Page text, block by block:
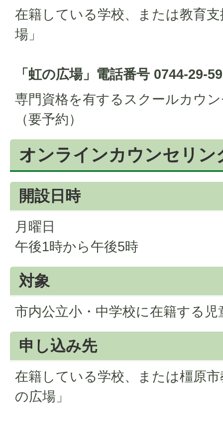
在籍している学校、または教育
場」
「虹の広場」電話番号 0744-29-
専門資格を有するスクールカウ
（要予約）
オンラインカウンセリン
開設日時
月曜日
午後1時から午後5時
対象
市内公立小・中学校に在籍する
申し込み先
在籍している学校、または橿原
の広場」